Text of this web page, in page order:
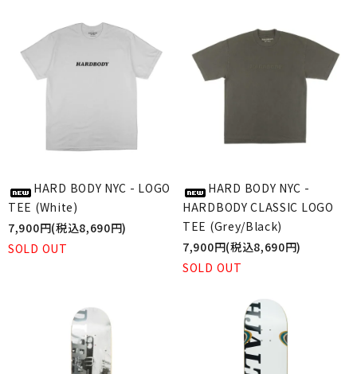
HARD BODY NYC - LOGO
TEE (White)
7,900円(税込8,690円)
SOLD OUT
HARD BODY NYC -
HARDBODY CLASSIC LOGO
TEE (Grey/Black)
7,900円(税込8,690円)
SOLD OUT